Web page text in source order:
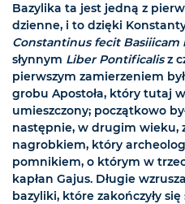
Bazylika ta jest jedną z
dzienne, i to dzięki
Constantinus fecit Basiiicam
słynnym Liber Pontificalisz
pierwszym zamierzeniem
grobu Apostoła, który tutaj
umieszczony; początkowo
następnie, w drugim wieku,
nagrobkiem, który
pomnikiem, o którym w
kapłan Gajus. Długie
bazyliki, które zakończyły